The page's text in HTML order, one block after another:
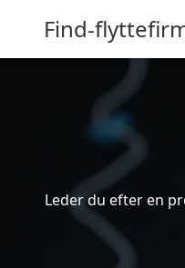
Find-
Leder du efter en